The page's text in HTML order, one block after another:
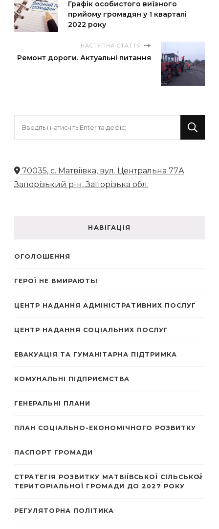
Графік особистого виїзного
прийому громадян у 1 кварталі
2022 року
НАСТУПНА СТАТТЯ
Ремонт дороги. Актуальні питання
70035, с. Матвіївка, вул. Центральна 77А
Запорізький р-н, Запорізька обл.
НАВІГАЦІЯ
ОГОЛОШЕННЯ
ГЕРОЇ НЕ ВМИРАЮТЬ!
ЦЕНТР НАДАННЯ АДМІНІСТРАТИВНИХ ПОСЛУГ
ЦЕНТР НАДАННЯ СОЦІАЛЬНИХ ПОСЛУГ
ЕВАКУАЦІЯ ТА ГУМАНІТАРНА ПІДТРИМКА
КОМУНАЛЬНІ ПІДПРИЄМСТВА
ГЕНЕРАЛЬНІ ПЛАНИ
ПЛАН СОЦІАЛЬНО-ЕКОНОМІЧНОГО РОЗВИТКУ
ПАСПОРТ ГРОМАДИ
СТРАТЕГІЯ РОЗВИТКУ МАТВІЇВСЬКОЇ СІЛЬСЬКОЇ
ТЕРИТОРІАЛЬНОЇ ГРОМАДИ ДО 2027 РОКУ
РЕГУЛЯТОРНА ПОЛІТИКА